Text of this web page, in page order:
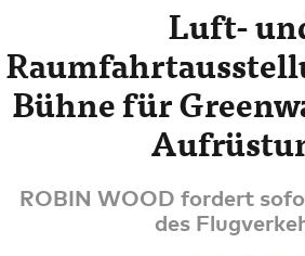
Luft-
Bühne für
ROBIN WOOD fordert
des